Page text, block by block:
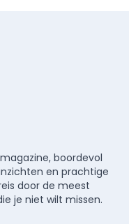
boordevol
en prachtige
door de meest
je niet wilt missen.